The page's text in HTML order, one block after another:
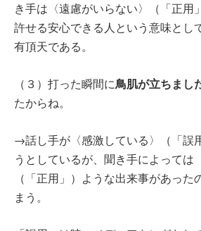
き手は〈遠慮がいらない〉（「正用
許せる安心できる人という意味とし
有頂天である。
（３）打った瞬間に鳥肌が立ちまし
たからね。
→話し手が〈感激している〉（「誤
うとしているが、聞き手によっては
（「正用」）ような出来事があった
まう。